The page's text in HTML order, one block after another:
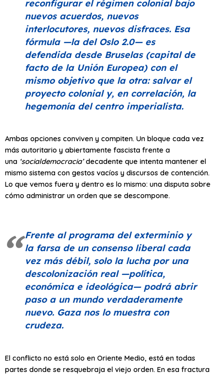
reconfigurar el régimen colonial bajo
nuevos acuerdos, nuevos
interlocutores, nuevos disfraces. Esa
fórmula —la del Oslo 2.0— es
defendida desde Bruselas (capital de
facto de la Unión Europea) con el
mismo objetivo que la otra: salvar el
proyecto colonial y, en correlación, la
hegemonía del centro imperialista.
Ambas opciones conviven y compiten. Un bloque cada vez
más autoritario y abiertamente fascista frente a
una ‘socialdemocracia’decadente que intenta mantener el
mismo sistema con gestos vacíos y discursos de contención.
Lo que vemos fuera y dentro es lo mismo: una disputa sobre
cómo administrar un orden que se descompone.
Frente al programa del exterminio y
la farsa de un consenso liberal cada
vez más débil, solo la lucha por una
descolonización real —política,
económica e ideológica— podrá abrir
paso a un mundo verdaderamente
nuevo. Gaza nos lo muestra con
crudeza.
El conflicto no está solo en Oriente Medio, está en todas
partes donde se resquebraja el viejo orden. En esa fractura